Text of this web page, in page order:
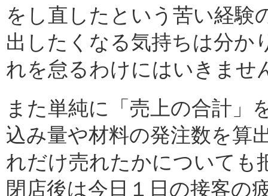
をし直したという苦い経験
出したくなる気持ちは分か
れを怠るわけにはいきませ
また単純に「売上の合計」
込み量や材料の発注数を算
れだけ売れたかについても
閉店後は今日１日の接客の